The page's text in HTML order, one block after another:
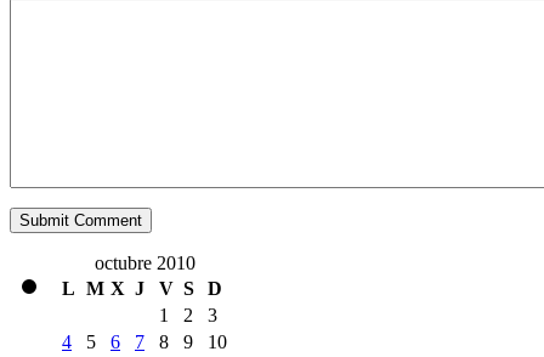
octubre 2010
L M X J V S
D
1
2
3
4
5 6 7 8 9
10